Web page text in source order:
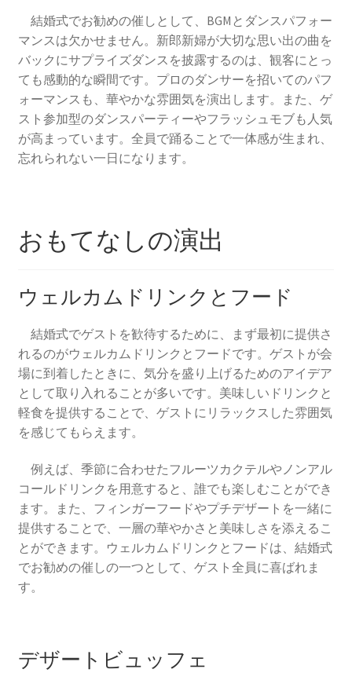
結婚式でお勧めの催しとして、BGMとダンスパフォー
マンスは欠かせません。新郎新婦が大切な思い出の曲を
バックにサプライズダンスを披露するのは、観客にとっ
ても感動的な瞬間です。プロのダンサーを招いてのパフ
ォーマンスも、華やかな雰囲気を演出します。また、ゲ
スト参加型のダンスパーティーやフラッシュモブも人気
が高まっています。全員で踊ることで一体感が生まれ、
忘れられない一日になります。
おもてなしの演出
ウェルカムドリンクとフード
結婚式でゲストを歓待するために、まず最初に提供さ
れるのがウェルカムドリンクとフードです。ゲストが会
場に到着したときに、気分を盛り上げるためのアイデア
として取り入れることが多いです。美味しいドリンクと
軽食を提供することで、ゲストにリラックスした雰囲気
を感じてもらえます。
例えば、季節に合わせたフルーツカクテルやノンアル
コールドリンクを用意すると、誰でも楽しむことができ
ます。また、フィンガーフードやプチデザートを一緒に
提供することで、一層の華やかさと美味しさを添えるこ
とができます。ウェルカムドリンクとフードは、結婚式
でお勧めの催しの一つとして、ゲスト全員に喜ばれま
す。
デザートビュッフェ